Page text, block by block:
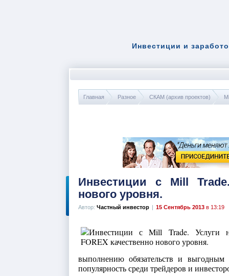
Инвестиции и
Главная Разное СКАМ (архив проектов)
Инвестиции с Mill
нового уровня.
Автор: Частный инвестор | 15 Сентябрь 2013 в 13:19
выполнению обязательств и
популярность среди трейдеров и